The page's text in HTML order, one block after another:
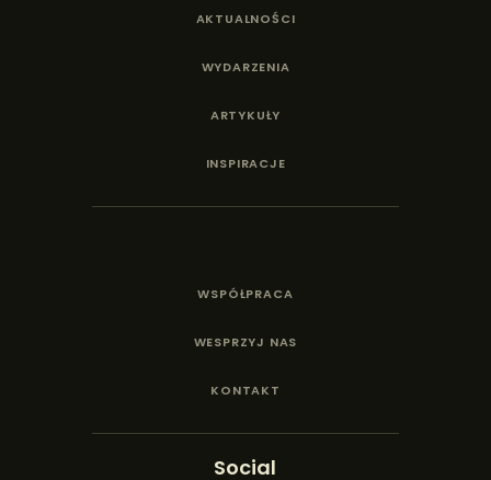
AKTUALNOŚCI
WYDARZENIA
ARTYKUŁY
INSPIRACJE
WSPÓŁPRACA
WESPRZYJ NAS
KONTAKT
Social